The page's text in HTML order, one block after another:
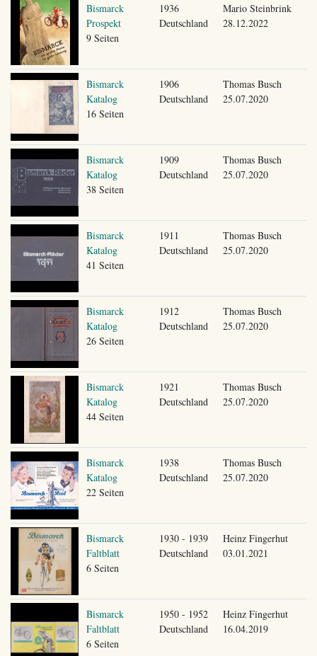
Bismarck
Prospekt
9 Seiten
1936
Deutschland
Mario Steinbrink
28.12.2022
Bismarck
Katalog
16 Seiten
1906
Deutschland
Thomas Busch
25.07.2020
Bismarck
Katalog
38 Seiten
1909
Deutschland
Thomas Busch
25.07.2020
Bismarck
Katalog
41 Seiten
1911
Deutschland
Thomas Busch
25.07.2020
Bismarck
Katalog
26 Seiten
1912
Deutschland
Thomas Busch
25.07.2020
Bismarck
Katalog
44 Seiten
1921
Deutschland
Thomas Busch
25.07.2020
Bismarck
Katalog
22 Seiten
1938
Deutschland
Thomas Busch
25.07.2020
Bismarck
Faltblatt
6 Seiten
1930 - 1939
Deutschland
Heinz Fingerhut
03.01.2021
Bismarck
Faltblatt
6 Seiten
1950 - 1952
Deutschland
Heinz Fingerhut
16.04.2019